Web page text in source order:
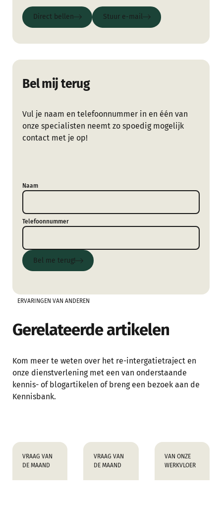
Direct bellen
Direct bellen
Stuur e-mail
Stuur e-mail
Bel mij terug
Vul je naam en telefoonnummer in en één van
onze specialisten neemt zo spoedig mogelijk
contact met je op!
Naam
Telefoonnummer
Bel me terug!
Bel me terug!
ERVARINGEN VAN ANDEREN
Gerelateerde artikelen
Kom meer te weten over het re-intergatietraject en
onze dienstverlening met een van onderstaande
kennis- of blogartikelen of breng een bezoek aan de
Kennisbank.
VRAAG VAN
DE MAAND
VRAAG VAN
DE MAAND
VAN ONZE
WERKVLOER